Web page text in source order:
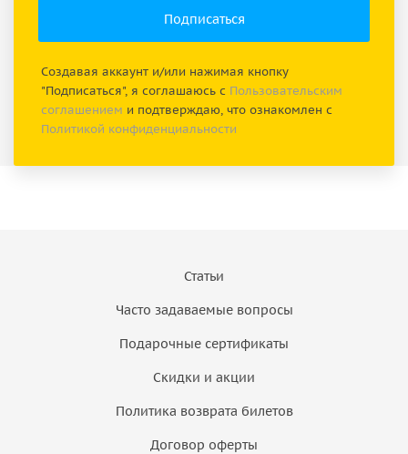
Создавая аккаунт и/или нажимая кнопку
"Подписаться", я соглашаюсь с Пользовательским
соглашением и подтверждаю, что ознакомлен с
Политикой конфиденциальности
Статьи
Часто задаваемые вопросы
Подарочные сертификаты
Скидки и акции
Политика возврата билетов
Договор оферты